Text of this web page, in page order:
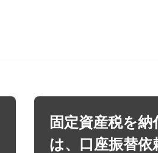
固定資産税を
は、口座振替依